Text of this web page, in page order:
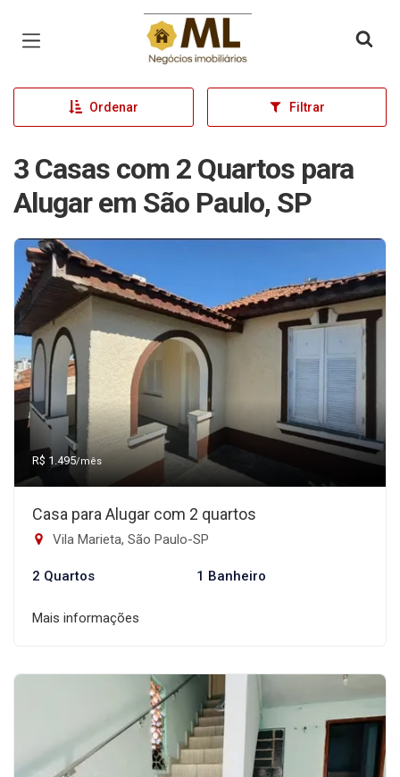
Página inicial
Ordenar Filtrar
3 Casas com 2 Quartos para
Alugar em São Paulo, SP
R$ 1.495/mês
Casa para Alugar com 2 quartos
Vila Marieta, São Paulo-SP
2 Quartos 1 Banheiro
Mais informações